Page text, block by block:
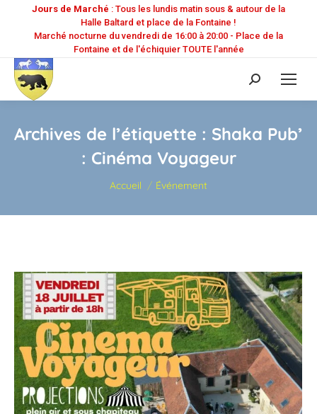
Jours de Marché : Tous les lundis matin sous & autour de la
Halle Baltard et place de la Fontaine !
Marché nocturne du vendredi de 16:00 à 20:00 - Place de la
Fontaine et de l'échiquier TOUTE l'année
Recherche
:
Archives de l’étiquette : Shaka Pub’
: Cinéma Voyageur
Vous êtes ici :
Accueil Événement